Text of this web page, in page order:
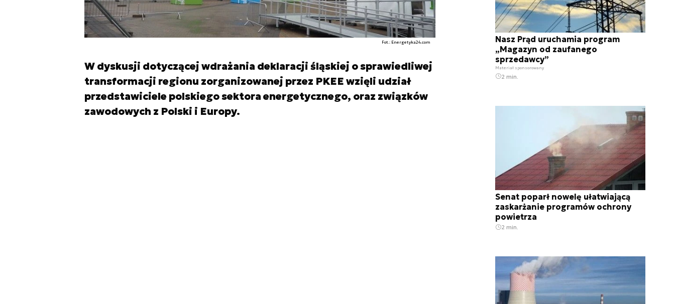
Fot.: Energetyka24.com
W dyskusji dotyczącej wdrażania deklaracji śląskiej o sprawiedliwej
transformacji regionu zorganizowanej przez PKEE wzięli udział
przedstawiciele polskiego sektora energetycznego, oraz związków
zawodowych z Polski i Europy.
Nasz Prąd uruchamia program
„Magazyn od zaufanego
sprzedawcy”
Materiał sponsorowany
2 min.
Senat poparł nowelę ułatwiającą
zaskarżanie programów ochrony
powietrza
2 min.